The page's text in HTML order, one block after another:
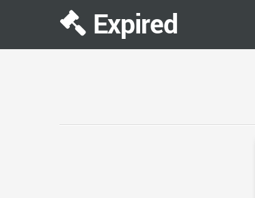
Expired